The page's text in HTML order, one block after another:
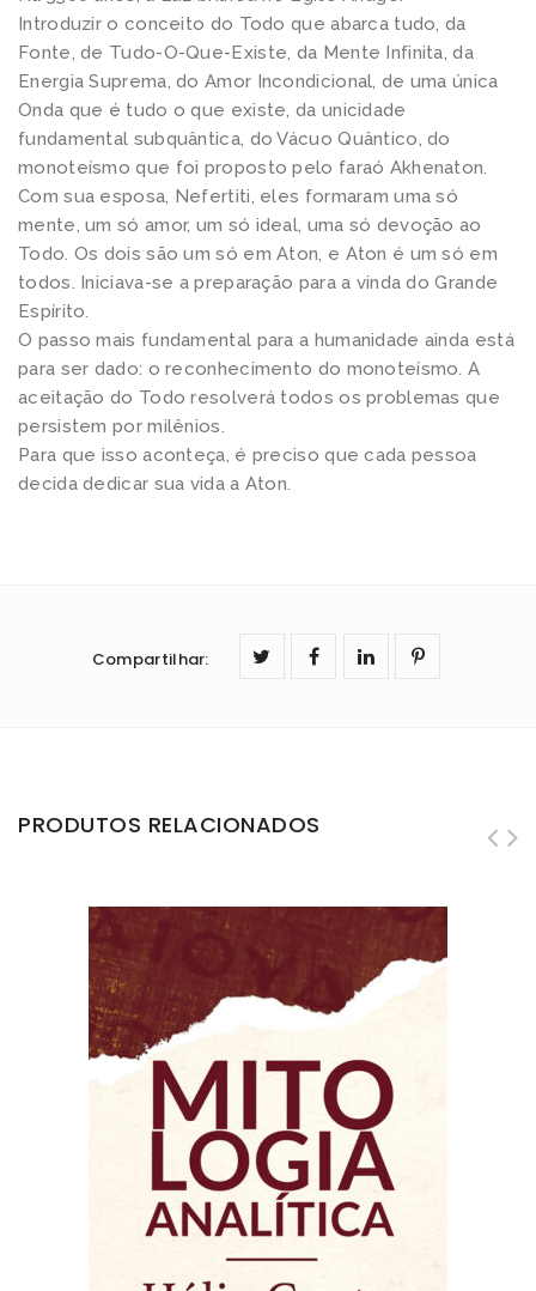
Introduzir o conceito do Todo que abarca tudo, da
Fonte, de Tudo-O-Que-Existe, da Mente Infinita, da
Energia Suprema, do Amor Incondicional, de uma única
Onda que é tudo o que existe, da unicidade
fundamental subquântica, do Vácuo Quântico, do
monoteísmo que foi proposto pelo faraó Akhenaton.
Com sua esposa, Nefertiti, eles formaram uma só
mente, um só amor, um só ideal, uma só devoção ao
Todo. Os dois são um só em Aton, e Aton é um só em
todos. Iniciava-se a preparação para a vinda do Grande
Espírito.
O passo mais fundamental para a humanidade ainda está
para ser dado: o reconhecimento do monoteísmo. A
aceitação do Todo resolverá todos os problemas que
persistem por milênios.
Para que isso aconteça, é preciso que cada pessoa
decida dedicar sua vida a Aton.
Compartilhar:
PRODUTOS RELACIONADOS